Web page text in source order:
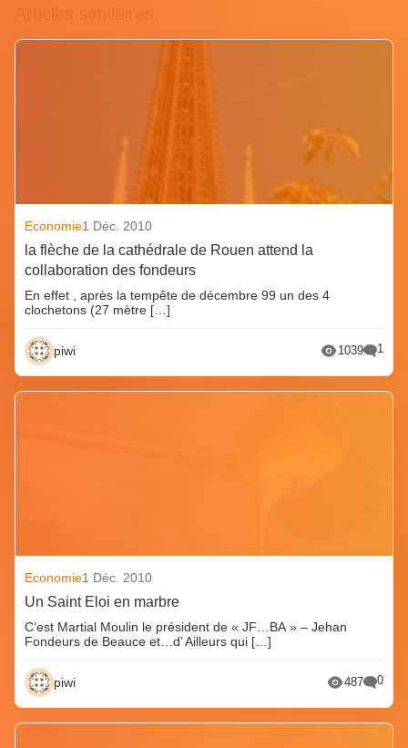
Economie1 Déc. 2010
la flèche de la cathédrale de Rouen attend la
collaboration des fondeurs
En effet , après la tempête de décembre 99 un des 4
clochetons (27 mètre […]
piwi 1039 1
Economie1 Déc. 2010
Un Saint Eloi en marbre
C’est Martial Moulin le président de « JF…BA » – Jehan
Fondeurs de Beauce et…d’ Ailleurs qui […]
piwi 487 0